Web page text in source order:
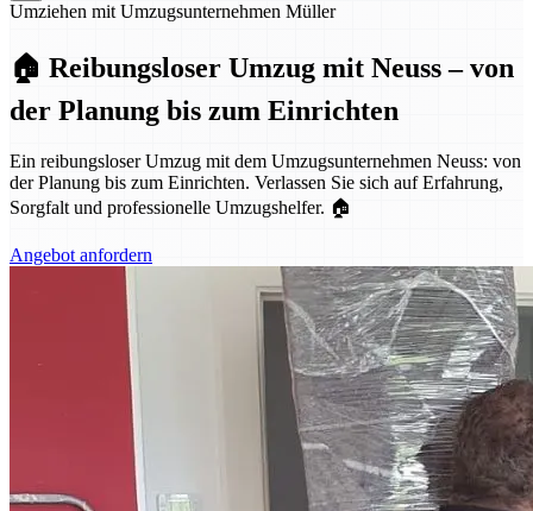
Umziehen mit Umzugsunternehmen Müller
🏠 Reibungsloser Umzug mit Neuss – von
der Planung bis zum Einrichten
Ein reibungsloser Umzug mit dem Umzugsunternehmen Neuss: von
der Planung bis zum Einrichten. Verlassen Sie sich auf Erfahrung,
Sorgfalt und professionelle Umzugshelfer. 🏠
Angebot anfordern